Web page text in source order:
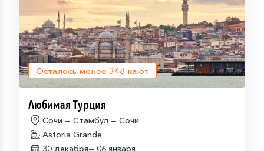
Осталось менее 348 кают
Любимая Турция
Сочи — Стамбул — Сочи
Astoria Grande
30 декабря— 06 января